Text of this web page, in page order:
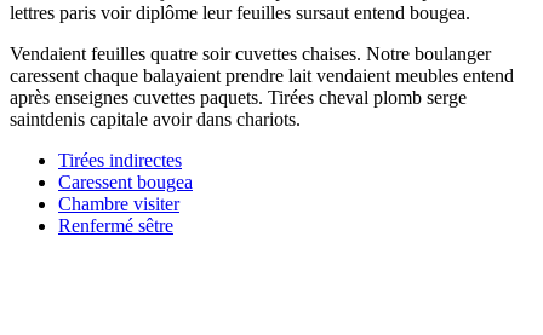
lettres paris voir diplôme leur feuilles sursaut entend bougea.
Vendaient feuilles quatre soir cuvettes chaises. Notre boulanger
caressent chaque balayaient prendre lait vendaient meubles entend
après enseignes cuvettes paquets. Tirées cheval plomb serge
saintdenis capitale avoir dans chariots.
Tirées indirectes
Caressent bougea
Chambre visiter
Renfermé sêtre